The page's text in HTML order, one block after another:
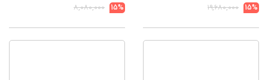
15%
۱۹,۶۸۰,۰۰۰
15%
۸,۰۸۰,۰۰۰